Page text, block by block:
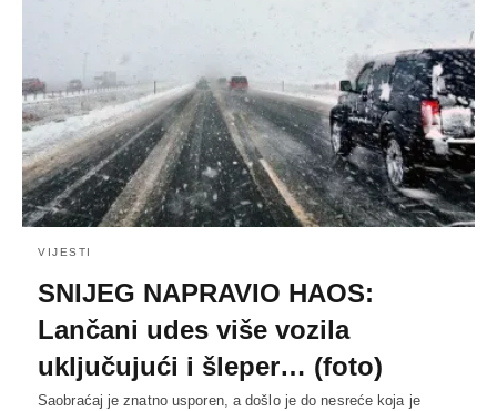
VIJESTI
SNIJEG NAPRAVIO HAOS:
Lančani udes više vozila
uključujući i šleper… (foto)
Saobraćaj je znatno usporen, a došlo je do nesreće koja je